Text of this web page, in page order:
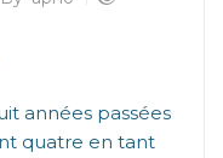
années passées
quatre en tant